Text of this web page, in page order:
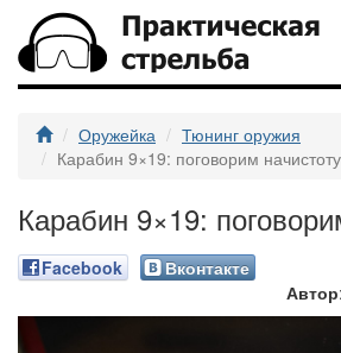
Оружейка
Тюнинг оружия
Карабин 9×19: поговорим начистоту
Карабин 9×19:
Facebook
Вконтакте
Автор: